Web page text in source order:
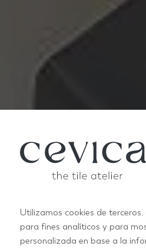
Utilizamos cookies de
para fines analíticos y para
personalizada en base a la